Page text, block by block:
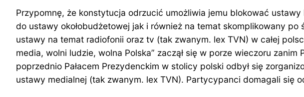
Przypomnę, że konstytucja odrzucić umożliwia jemu blokować
do ustawy okołobudżetowej jak i również na temat skomplikowany
ustawy na temat radiofonii oraz tv (tak zwanym. lex TVN) w całej
media, wolni ludzie, wolna Polska” zaczął się w porze wieczoru
poprzednio Pałacem Prezydenckim w stolicy polski odbył się
ustawy medialnej (tak zwanym. lex TVN). Partycypanci domagali się